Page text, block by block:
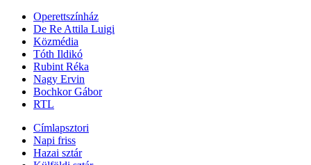
Operettszínház
De Re Attila Luigi
Közmédia
Tóth Ildikó
Rubint Réka
Nagy Ervin
Bochkor Gábor
RTL
Címlapsztori
Napi friss
Hazai sztár